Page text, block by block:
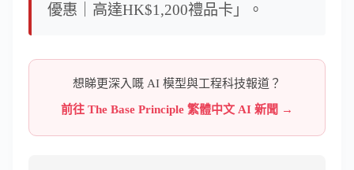
優惠｜高達HK$1,200禮品卡」。
想睇更深入嘅 AI 模型與工程科技報道？
前往 The Base Principle 繁體中文 AI 新聞 →